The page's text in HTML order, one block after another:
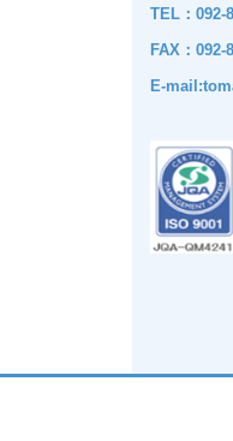
TEL：092-
FAX：092-
E-